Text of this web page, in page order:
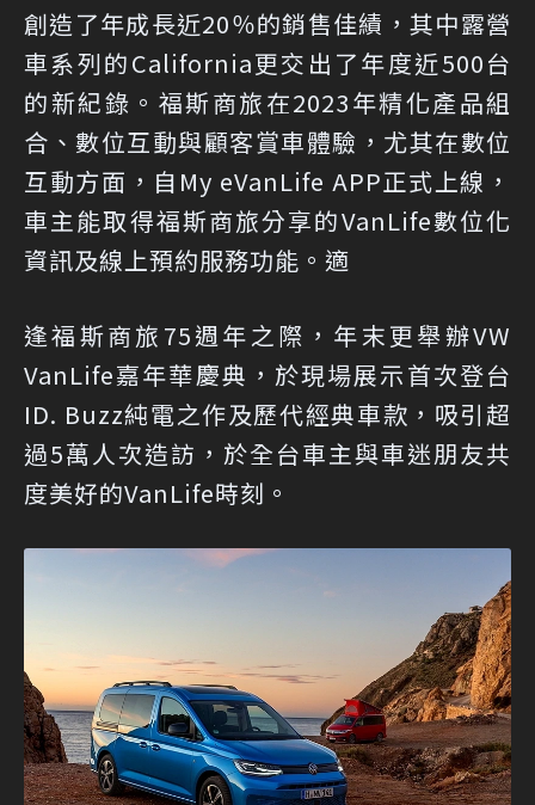
創造了年成長近20％的銷售佳績，其中露營
車系列的California更交出了年度近500台
的新紀錄。福斯商旅在2023年精化產品組
合、數位互動與顧客賞車體驗，尤其在數位
互動方面，自My eVanLife APP正式上線，
車主能取得福斯商旅分享的VanLife數位化
資訊及線上預約服務功能。適
逢福斯商旅75週年之際，年末更舉辦VW
VanLife嘉年華慶典，於現場展示首次登台
ID. Buzz純電之作及歷代經典車款，吸引超
過5萬人次造訪，於全台車主與車迷朋友共
度美好的VanLife時刻。